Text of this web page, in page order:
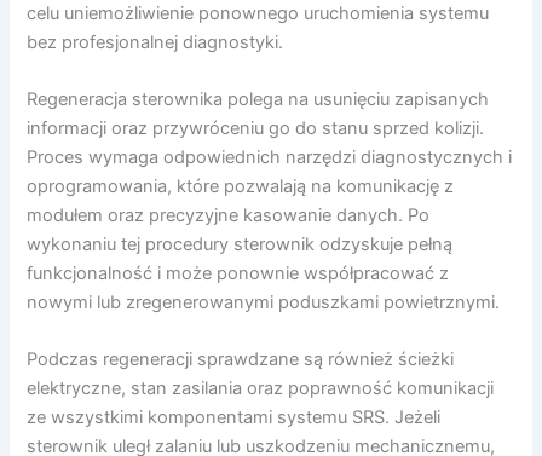
celu uniemożliwienie ponownego uruchomienia systemu
bez profesjonalnej diagnostyki.
Regeneracja sterownika polega na usunięciu zapisanych
informacji oraz przywróceniu go do stanu sprzed kolizji.
Proces wymaga odpowiednich narzędzi diagnostycznych i
oprogramowania, które pozwalają na komunikację z
modułem oraz precyzyjne kasowanie danych. Po
wykonaniu tej procedury sterownik odzyskuje pełną
funkcjonalność i może ponownie współpracować z
nowymi lub zregenerowanymi poduszkami powietrznymi.
Podczas regeneracji sprawdzane są również ścieżki
elektryczne, stan zasilania oraz poprawność komunikacji
ze wszystkimi komponentami systemu SRS. Jeżeli
sterownik uległ zalaniu lub uszkodzeniu mechanicznemu,